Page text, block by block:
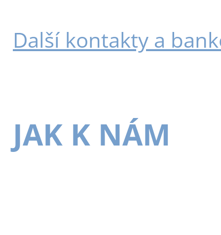
Další kontakty a
JAK K NÁM